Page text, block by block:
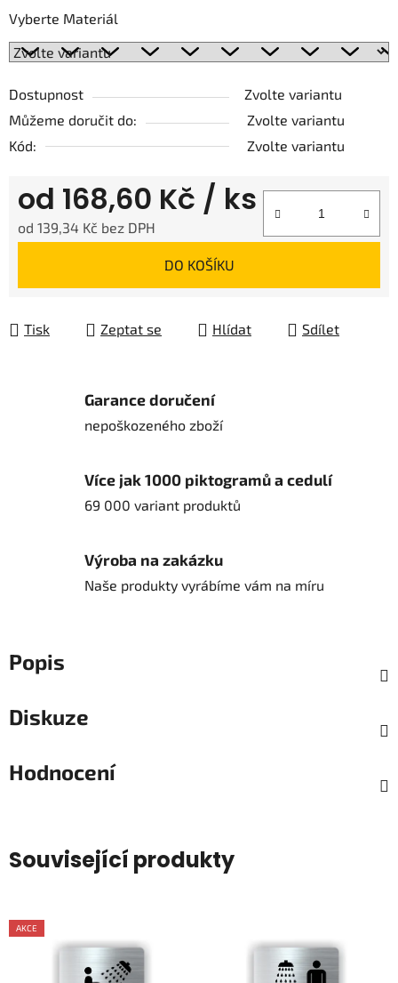
Vyberte Materiál
Dostupnost
Zvolte variantu
Můžeme doručit do:
Zvolte variantu
Kód:
Zvolte variantu
od 168,60 Kč / ks
od 139,34 Kč bez DPH
DO KOŠÍKU
Tisk Zeptat se Hlídat Sdílet
Garance doručení
nepoškozeného zboží
Více jak 1000 piktogramů a cedulí
69 000 variant produktů
Výroba na zakázku
Naše produkty vyrábíme vám na míru
Popis
Diskuze
Hodnocení
Související produkty
AKCE